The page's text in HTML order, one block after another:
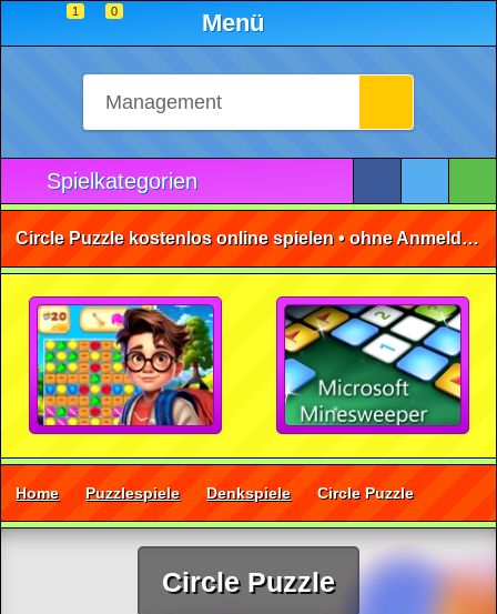
1 0 Menü
Spielkategorien
Circle Puzzle kostenlos online spielen • ohne Anmeldung 🕹️
Home Puzzlespiele Denkspiele Circle Puzzle
Circle Puzzle